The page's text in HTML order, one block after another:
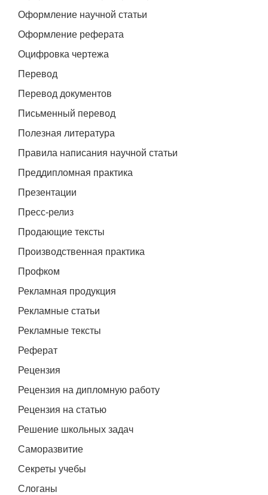
Оформление научной статьи
Оформление реферата
Оцифровка чертежа
Перевод
Перевод документов
Письменный перевод
Полезная литература
Правила написания научной статьи
Преддипломная практика
Презентации
Пресс-релиз
Продающие тексты
Производственная практика
Профком
Рекламная продукция
Рекламные статьи
Рекламные тексты
Реферат
Рецензия
Рецензия на дипломную работу
Рецензия на статью
Решение школьных задач
Саморазвитие
Секреты учебы
Слоганы